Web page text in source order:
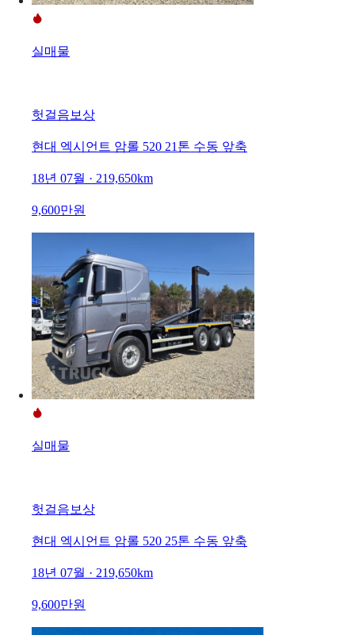
실매물
헛걸음보상
현대 엑시언트 암롤 520 21톤 수동 앞축
18년 07월 · 219,650km
9,600만원
실매물
헛걸음보상
현대 엑시언트 암롤 520 25톤 수동 앞축
18년 07월 · 219,650km
9,600만원